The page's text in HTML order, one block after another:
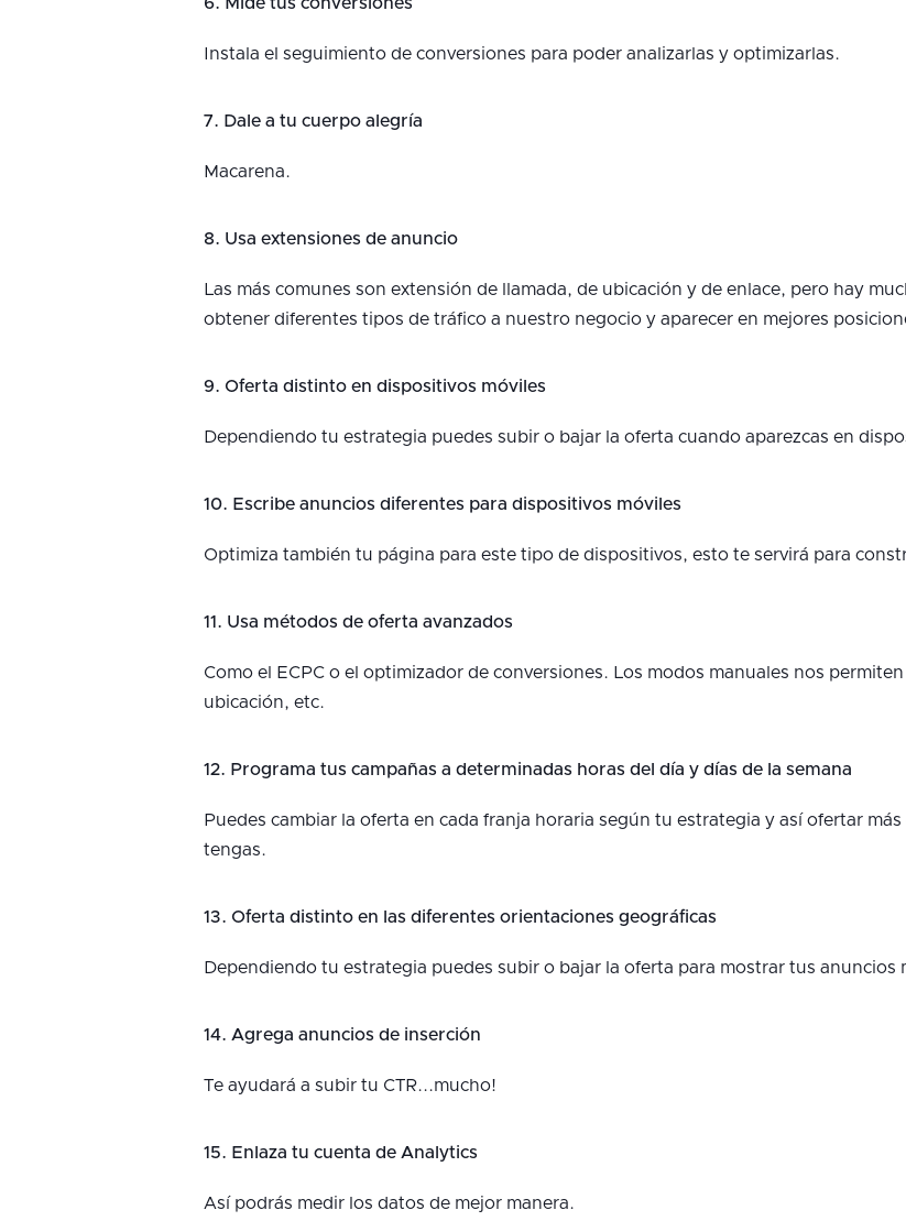
Instala el seguimiento de conversiones para poder analizarlas y optimizarlas.
7. Dale a tu cuerpo alegría
Macarena.
8. Usa extensiones de anuncio
Las más comunes son extensión de llamada, de ubicación y de enlace, pero hay
obtener diferentes tipos de tráfico a nuestro negocio y aparecer en mejores
9. Oferta distinto en dispositivos móviles
Dependiendo tu estrategia puedes subir o bajar la oferta cuando aparezcas en
10. Escribe anuncios diferentes para dispositivos móviles
Optimiza también tu página para este tipo de dispositivos, esto te servirá para
11. Usa métodos de oferta avanzados
Como el ECPC o el optimizador de conversiones. Los modos manuales nos
ubicación, etc.
12. Programa tus campañas a determinadas horas del día y días de la semana
Puedes cambiar la oferta en cada franja horaria según tu estrategia y así ofertar
tengas.
13. Oferta distinto en las diferentes orientaciones geográficas
Dependiendo tu estrategia puedes subir o bajar la oferta para mostrar tus anuncios
14. Agrega anuncios de inserción
Te ayudará a subir tu CTR...mucho!
15. Enlaza tu cuenta de Analytics
Así podrás medir los datos de mejor manera.